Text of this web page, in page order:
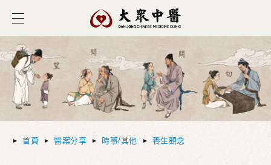
首頁 醫案分享 時事/其他 養生觀念